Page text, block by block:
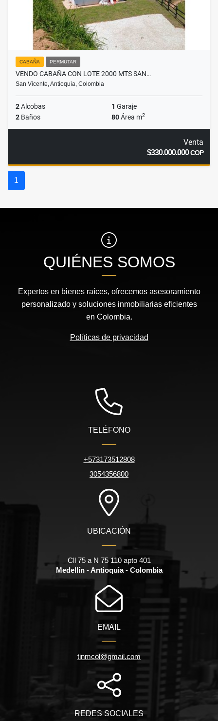
CABAÑA PERMUTAR
VENDO CABAÑA CON LOTE 2000 MTS SAN…
San Vicente, Antioquia, Colombia
2Alcobas 1 Garaje
2 Baños 80Área m2
Venta
$330.000.000COP
1
QUIÉNES SOMOS
Expertos en bienes raíces, ofrecemos asesoramiento
personalizado y soluciones inmobiliarias eficientes
en Colombia.
Políticas de privacidad
TELÉFONO
+573173512808
3054356800
UBICACIÓN
Cll 75 a N 75 110 apto 401
Medellín - Antioquia - Colombia
EMAIL
tinmcol@gmail.com
REDES SOCIALES